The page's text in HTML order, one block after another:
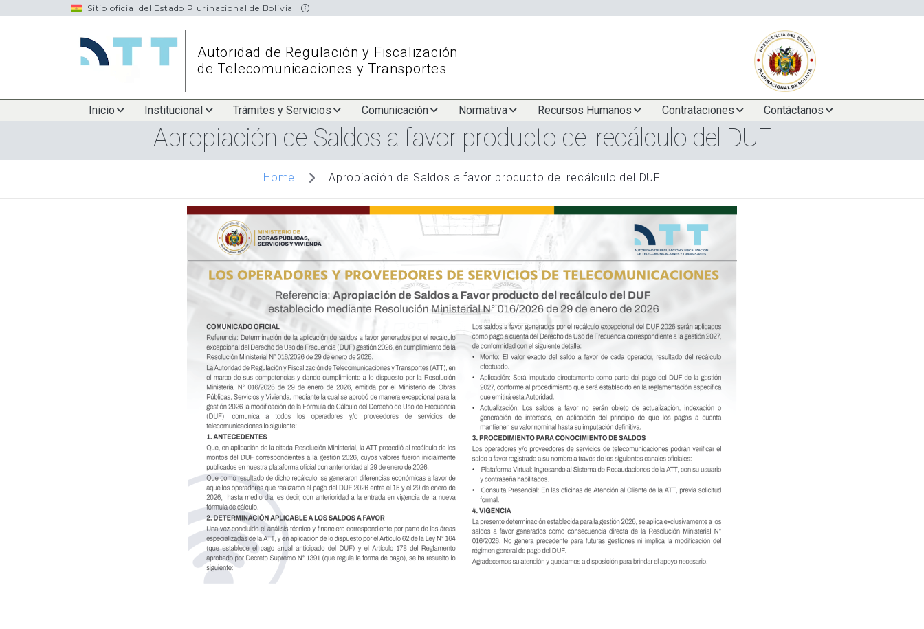
Sitio oficial del Estado Plurinacional de Bolivia
Autoridad de Regulación y Fiscalización
de Telecomunicaciones y Transportes
navigation
Inicio Institucional Trámites y Servicios Comunicación Normativa Recursos Humanos Contrataciones Contáctanos
navigation
Apropiación de Saldos a favor producto del recálculo del DUF
Home Apropiación de Saldos a favor producto del recálculo del DUF